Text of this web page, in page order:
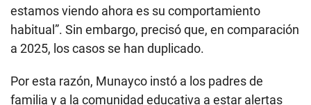
estamos viendo ahora es su comportamiento
habitual”. Sin embargo, precisó que, en comparación
a 2025, los casos se han duplicado.
Por esta razón, Munayco instó a los padres de
familia y a la comunidad educativa a estar alertas